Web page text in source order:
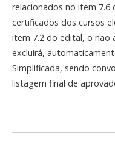
relacionados no item
certificados dos cursos
item 7.2 do edital, o não
excluirá,
Simplificada, sendo
listagem final de